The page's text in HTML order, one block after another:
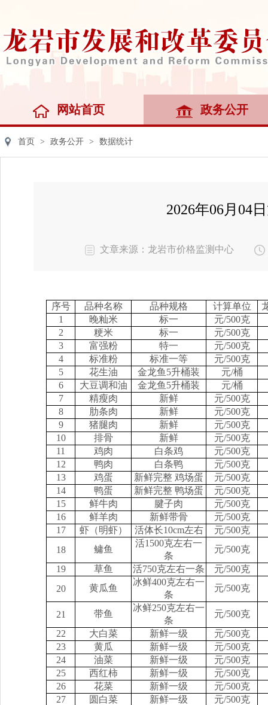
网站首页 政务公开
首页 > 政务公开 > 数据统计
2026年06月04
文章来源：龙岩市价格监测中心
序号 品种名称 品种规格 计算单位
1
晚籼米 标一
元/500克
2
粳米 标一
元/500克
3
富强粉 特一
元/500克
4
标准粉 标准一等
元/500克
5
花生油 金龙鱼5升桶装
元/桶
6
大豆调和油 金龙鱼5升桶装
元/桶
7
精瘦肉 新鲜
元/500克
8
肋条肉 新鲜
元/500克
9
猪腿肉 新鲜
元/500克
10
排骨 新鲜
元/500克
11
鸡肉 白条鸡
元/500克
12
鸭肉 白条鸭
元/500克
13
鸡蛋 新鲜完整 鸡场蛋
元/500克
14
鸭蛋 新鲜完整 鸭场蛋
元/500克
15
鲜牛肉 腱子肉
元/500克
16
鲜羊肉 新鲜带骨
元/500克
17
虾（明虾） 活体长10cm左右
元/500克
18
鳙鱼
活1500克左右一
条
元/500克
19
草鱼 活750克左右一条
元/500克
20
黄瓜鱼
冰鲜400克左右一
条
元/500克
21 带鱼
冰鲜250克左右一
条
元/500克
22
大白菜 新鲜一级
元/500克
23
黄瓜 新鲜一级
元/500克
24
油菜 新鲜一级
元/500克
25
西红柿 新鲜一级
元/500克
26
花菜 新鲜一级
元/500克
27
圆白菜 新鲜一级
元/500克